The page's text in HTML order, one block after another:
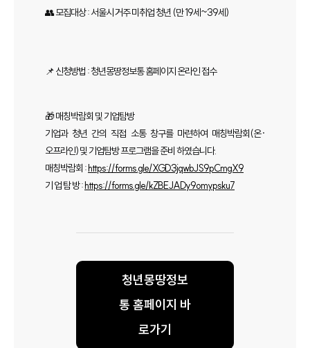
👥 모집대상 : 서울시 거주 미취업 청년 (만 19세~39세)
📌 신청방법 : 청년몽땅정보통 홈페이지 온라인 접수
🎁 매칭박람회 및 기업탐방
기업과 청년 간의 직접 소통 창구를 마련하여 매칭박람회(온·
오프라인) 및 기업탐방 프로그램을 준비 하였습니다.
매칭박람회 :https://forms.gle/XGD3jqwbJS9pCmgX9
기 업 탐 방 :https://forms.gle/kZBEJADy9omypsku7
청년몽땅정보
통 홈페이지 바
로가기